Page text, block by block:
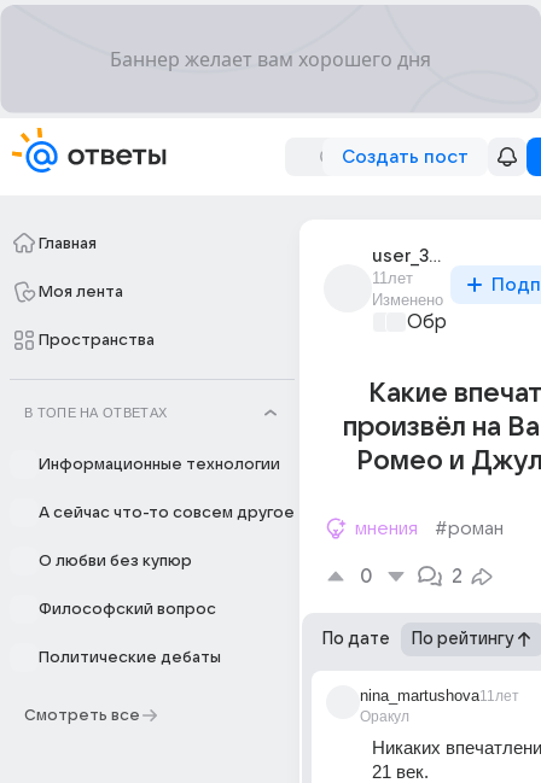
Создать пост
Главная
Моя лента
Пространства
В ТОПЕ НА ОТВЕТАХ
Информационные технологии
А сейчас что-то совсем другое
О любви без купюр
Философский вопрос
Политические дебаты
Смотреть все
user_38428624
11лет
Изменено
Какие
произвёл на
Ромео и
мнения #роман
0 2
По дате По рейтингу
nina_martushova
Оракул
11лет
Никаких
21 век.